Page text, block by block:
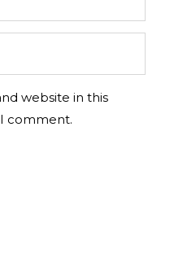
website in this
comment.